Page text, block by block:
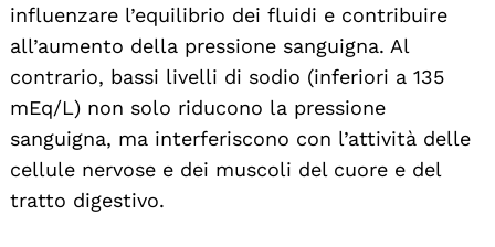
influenzare l’equilibrio dei fluidi e contribuire
all’aumento della pressione sanguigna. Al
contrario, bassi livelli di sodio (inferiori a 135
mEq/L) non solo riducono la pressione
sanguigna, ma interferiscono con l’attività delle
cellule nervose e dei muscoli del cuore e del
tratto digestivo.